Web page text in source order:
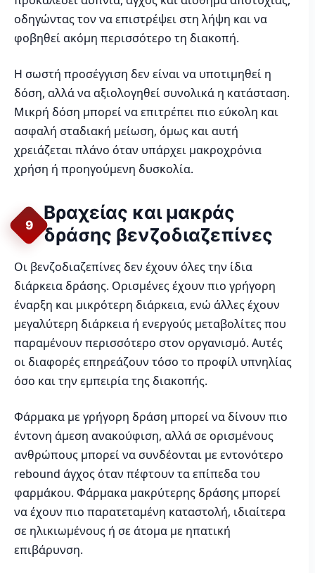
οδηγώντας τον να επιστρέψει στη λήψη και να
φοβηθεί ακόμη περισσότερο τη διακοπή.
Η σωστή προσέγγιση δεν είναι να υποτιμηθεί η
δόση, αλλά να αξιολογηθεί συνολικά η κατάσταση.
Μικρή δόση μπορεί να επιτρέπει πιο εύκολη και
ασφαλή σταδιακή μείωση, όμως και αυτή
χρειάζεται πλάνο όταν υπάρχει μακροχρόνια
χρήση ή προηγούμενη δυσκολία.
9
Βραχείας και μακράς
δράσης βενζοδιαζεπίνες
Οι βενζοδιαζεπίνες δεν έχουν όλες την ίδια
διάρκεια δράσης. Ορισμένες έχουν πιο γρήγορη
έναρξη και μικρότερη διάρκεια, ενώ άλλες έχουν
μεγαλύτερη διάρκεια ή ενεργούς μεταβολίτες που
παραμένουν περισσότερο στον οργανισμό. Αυτές
οι διαφορές επηρεάζουν τόσο το προφίλ υπνηλίας
όσο και την εμπειρία της διακοπής.
Φάρμακα με γρήγορη δράση μπορεί να δίνουν πιο
έντονη άμεση ανακούφιση, αλλά σε ορισμένους
ανθρώπους μπορεί να συνδέονται με εντονότερο
rebound άγχος όταν πέφτουν τα επίπεδα του
φαρμάκου. Φάρμακα μακρύτερης δράσης μπορεί
να έχουν πιο παρατεταμένη καταστολή, ιδιαίτερα
σε ηλικιωμένους ή σε άτομα με ηπατική
επιβάρυνση.